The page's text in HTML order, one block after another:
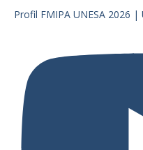
Profil FMIPA UNESA 2026